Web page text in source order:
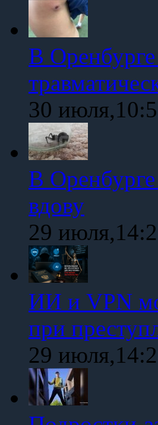
В Оренбурге
30
В
вдову
29
ИИ и VPN
при
29